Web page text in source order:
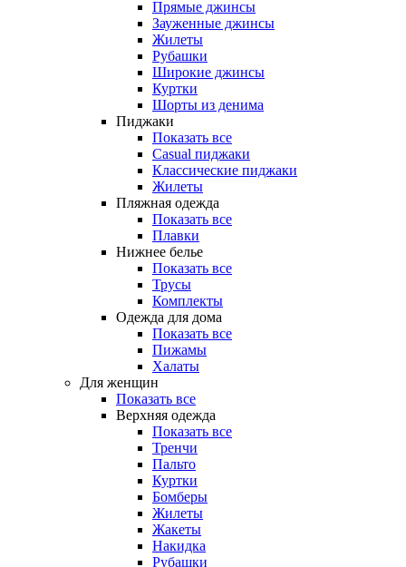
Прямые джинсы
Зауженные джинсы
Жилеты
Рубашки
Широкие джинсы
Куртки
Шорты из денима
Пиджаки
Показать все
Casual пиджаки
Классические пиджаки
Жилеты
Пляжная одежда
Показать все
Плавки
Нижнее белье
Показать все
Трусы
Комплекты
Одежда для дома
Показать все
Пижамы
Халаты
Для женщин
Показать все
Верхняя одежда
Показать все
Тренчи
Пальто
Куртки
Бомберы
Жилеты
Жакеты
Накидка
Рубашки